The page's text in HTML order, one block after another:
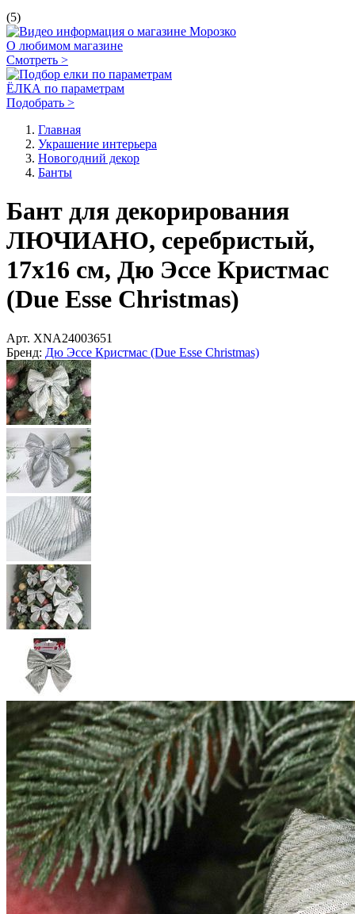
(5)
О любимом магазине
Смотреть >
ЁЛКА по параметрам
Подобрать >
Главная
Украшение интерьера
Новогодний декор
Банты
Бант для декорирования
ЛЮЧИАНО, серебристый,
17х16 см, Дю Эссе Кристмас
(Due Esse Christmas)
Арт. XNA24003651
Бренд: Дю Эссе Кристмас (Due Esse Christmas)